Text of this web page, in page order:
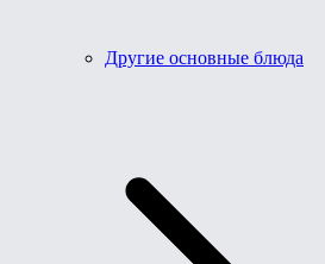
Другие основные блюда